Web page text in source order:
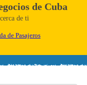
de Cuba
de ti
de Pasajeros